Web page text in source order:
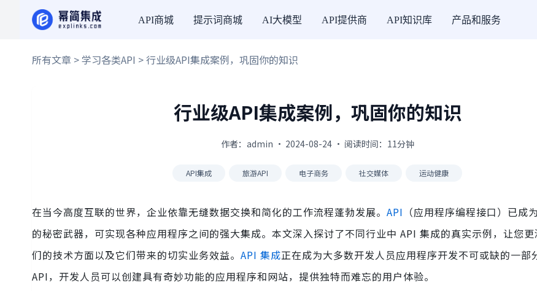
API商城 提示词商城 AI大模型 API提供商 API知识库 产品和服务
所有文章 >学习各类API > 行业级API集成案例，巩固你的知识
行业级API集成案例，巩固你的知识
作者：admin · 2024-08-24 · 阅读时间：11分钟
API集成 旅游API 电子商务 社交媒体 运动健康
在当今高度互联的世界，企业依靠无缝数据交换和简化的工作流程蓬勃发展。 API （应用程序编程接口）已成
的秘密武器，可实现各种应用程序之间的强大集成。本文深入探讨了不同行业中 API 集成的真实示例，让您
们的技术方面以及它们带来的切实业务效益。 API 集成正在成为大多数开发人员应用程序开发不可或缺的一部
API，开发人员可以创建具有奇妙功能的应用程序和网站，提供独特而难忘的用户体验。